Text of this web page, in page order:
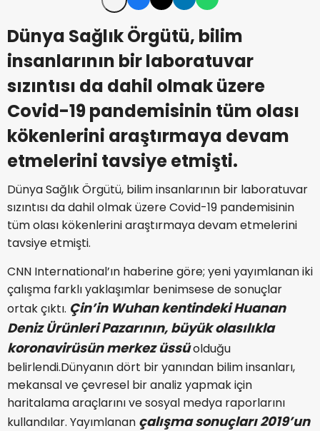
Dünya Sağlık Örgütü, bilim
insanlarının bir laboratuvar
sızıntısı da dahil olmak üzere
Covid-19 pandemisinin tüm olası
kökenlerini araştırmaya devam
etmelerini tavsiye etmişti.
Dünya Sağlık Örgütü, bilim insanlarının bir laboratuvar
sızıntısı da dahil olmak üzere Covid-19 pandemisinin
tüm olası kökenlerini araştırmaya devam etmelerini
tavsiye etmişti.
CNN International’ın haberine göre; yeni yayımlanan iki
çalışma farklı yaklaşımlar benimsese de sonuçlar
ortak çıktı. Çin’in Wuhan kentindeki Huanan
Deniz Ürünleri Pazarının, büyük olasılıkla
koronavirüsün merkez üssüolduğu
belirlendi.Dünyanın dört bir yanından bilim insanları,
mekansal ve çevresel bir analiz yapmak için
haritalama araçlarını ve sosyal medya raporlarını
kullandılar. Yayımlanan çalışma sonuçları 2019’un